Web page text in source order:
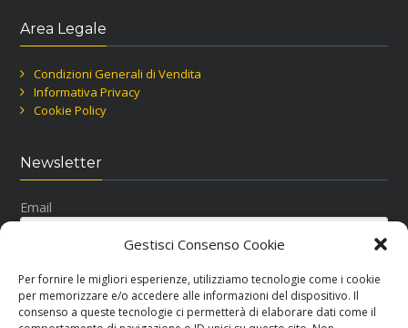
Gestisci Consenso Cookie
Per fornire le migliori esperienze, utilizziamo tecnologie come i cookie
per memorizzare e/o accedere alle informazioni del dispositivo. Il
consenso a queste tecnologie ci permetterà di elaborare dati come il
Area Legale
Condizioni Generali di Vendita
Informativa Privacy
Cookie Policy
Newsletter
Email